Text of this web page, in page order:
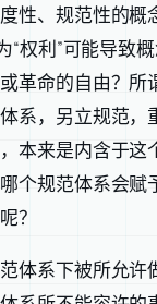
性、规范性的概
“权利”可能导致
革命的自由？所
系，另立规范，
本来是内含于这
个规范体系会赋
？
体系下被所允许